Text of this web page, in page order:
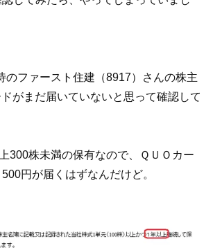
のファースト住建（8917）さんの株主
がまだ届いていないと思って確認して
300株未満の保有なので、ＱＵＯカー
円が届くはずなんだけど。